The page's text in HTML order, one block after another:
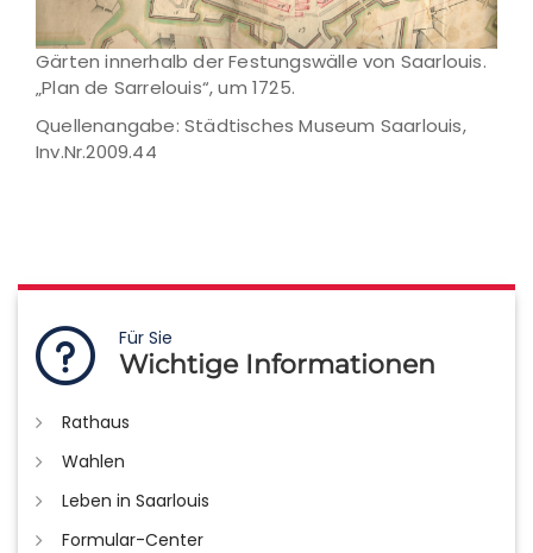
Gärten innerhalb der Festungswälle von Saarlouis.
„Plan de Sarrelouis“, um 1725.
Quellenangabe: Städtisches Museum Saarlouis,
Inv.Nr.2009.44
Für Sie
Wichtige Informationen
Rathaus
Wahlen
Leben in Saarlouis
Formular-Center